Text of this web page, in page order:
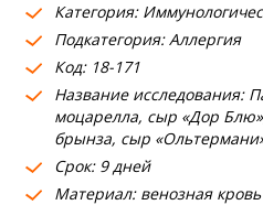
О компании
Где сдать
Партнерам
Категория:
Подкатегория: Аллергия
Код: 18-171
Название исследования:
моцарелла, сыр «Дор
брынза, сыр
Срок: 9 дней
Материал: венозная кровь